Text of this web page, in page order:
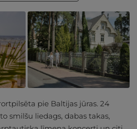
pie Baltijas jūras. 24
smilšu liedags, dabas takas,